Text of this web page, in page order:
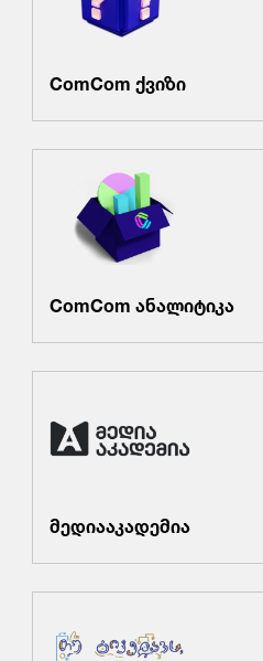
ComCom ქვიზი
ComCom ანალიტიკა
მედიააკადემია